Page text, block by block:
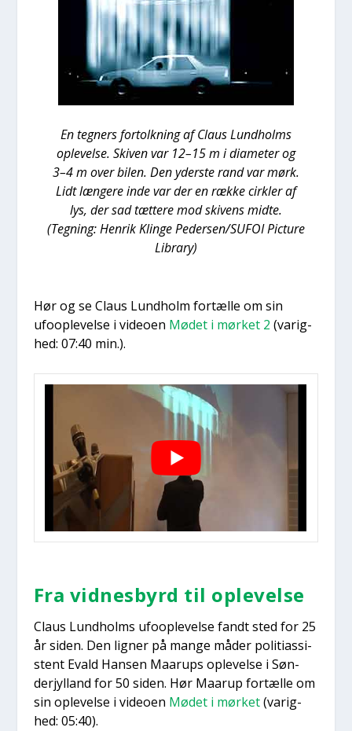
En teg­ners for­tolk­ning af Claus Lund­holms
ople­vel­se. Ski­ven var 12–15 m i dia­me­ter og
3–4 m over bilen. Den yder­ste rand var mørk.
Lidt læn­ge­re inde var der en ræk­ke cirk­ler af
lys, der sad tæt­te­re mod ski­vens mid­te.
(Teg­ning: Hen­rik Klin­ge Pedersen/SUFOI Pic­tu­re
Library)
Hør og se Claus Lund­holm for­tæl­le om sin
ufoop­le­vel­se i video­en Mødet i mør­ket 2 (varig­
hed: 07:40 min.).
Fra vid­nes­byrd til ople­vel­se
Claus Lund­holms ufoop­le­vel­se fandt sted for 25
år siden. Den lig­ner på man­ge måder poli­ti­as­si­
stent Evald Han­sen Maarups ople­vel­se i Søn­
derjyl­land for 50 siden. Hør Maarup for­tæl­le om
sin ople­vel­se i video­en Mødet i mør­ket(varig­
hed: 05:40).